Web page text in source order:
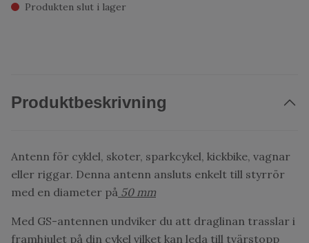
Produkten slut i lager
Produktbeskrivning
Antenn för cyklel, skoter, sparkcykel, kickbike, vagnar
eller riggar. Denna antenn ansluts enkelt till styrrör
med en diameter på 50 mm
Med GS-antennen undviker du att draglinan trasslar i
framhjulet på din cykel vilket kan leda till tvärstopp